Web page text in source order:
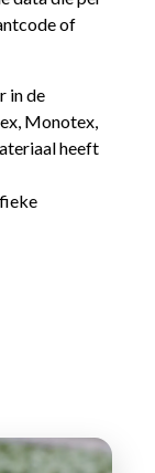
of
in de
Monotex,
heeft